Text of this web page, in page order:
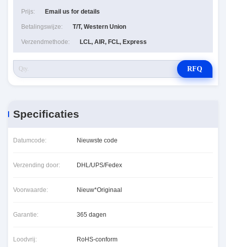
Prijs: Email us for details
Betalingswijze: T/T, Western Union
Verzendmethode: LCL, AIR, FCL, Express
RFQ
Specificaties
Datumcode: Nieuwste code
Verzending door: DHL/UPS/Fedex
Voorwaarde: Nieuw*Originaal
Garantie: 365 dagen
Loodvrij: RoHS-conform